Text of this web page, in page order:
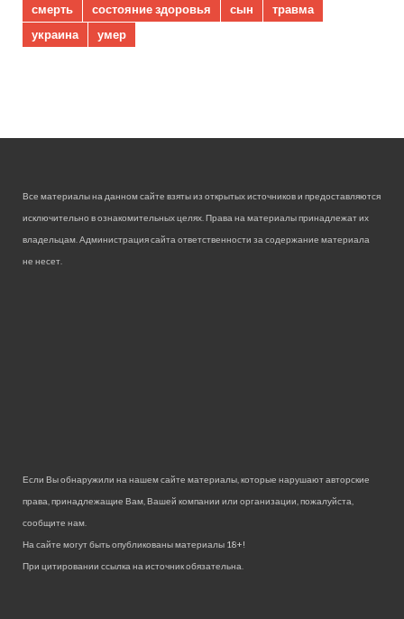
смерть
состояние здоровья сын
травма
украина
умер
Все материалы на данном сайте взяты из открытых источников и предоставляются
исключительно в ознакомительных целях. Права на материалы принадлежат их
владельцам. Администрация сайта ответственности за содержание материала
не несет.
Если Вы обнаружили на нашем сайте материалы, которые нарушают авторские
права, принадлежащие Вам, Вашей компании или организации, пожалуйста,
сообщите нам.
На сайте могут быть опубликованы материалы 18+!
При цитировании ссылка на источник обязательна.